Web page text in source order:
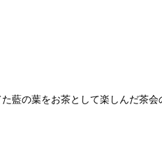
藍の葉をお茶として楽しんだ茶会